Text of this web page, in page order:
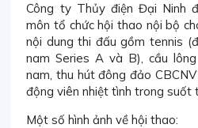
Công ty Thủy điện Đại Ninh
môn tổ chức hội thao nội bộ
nội dung thi đấu gồm tennis
nam Series A và B), cầu
nam, thu hút đông đảo
động viên nhiệt tình trong suốt
Một số hình ảnh về hội thao: